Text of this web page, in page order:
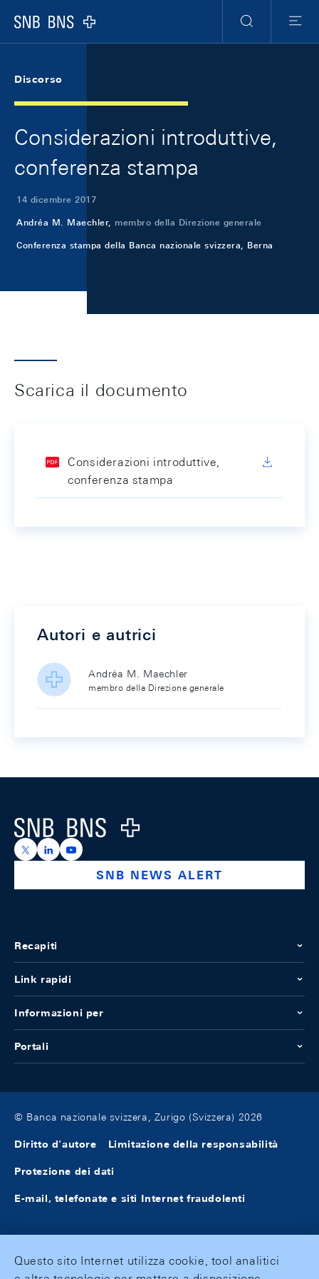
Logo
Ricerca
Menu
Discorso
Considerazioni introduttive,
conferenza stampa
14 dicembre 2017
Andréa M. Maechler, membro della Direzione generale
Conferenza stampa della Banca nazionale svizzera, Berna
Scarica il documento
Considerazioni introduttive,
conferenza stampa
Autori e autrici
Andréa M. Maechler
membro della Direzione generale
Logo
https://x.com/snb_bns
https://ch.linkedin.com/company/swiss-national-
https://www.youtube.com/@swissnationalbank
SNB NEWS ALERT
Recapiti
Link rapidi
Informazioni per
Portali
© Banca nazionale svizzera, Zurigo (Svizzera) 2026
Diritto d'autore Limitazione della responsabilità
Protezione dei dati
E-mail, telefonate e siti Internet fraudolenti
Questo sito Internet utilizza cookie, tool analitici